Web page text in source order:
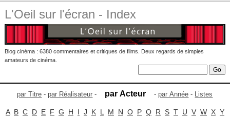
L'Oeil sur l'écran - Index
Blog cinéma : 6380 commentaires et critiques de films. Deux regards de simples
amateurs de cinéma.
par Titre -par Réalisateur - par Acteur -par Année - Listes
A B C D E F G H I J K L M N O P Q R S T U V W X Y